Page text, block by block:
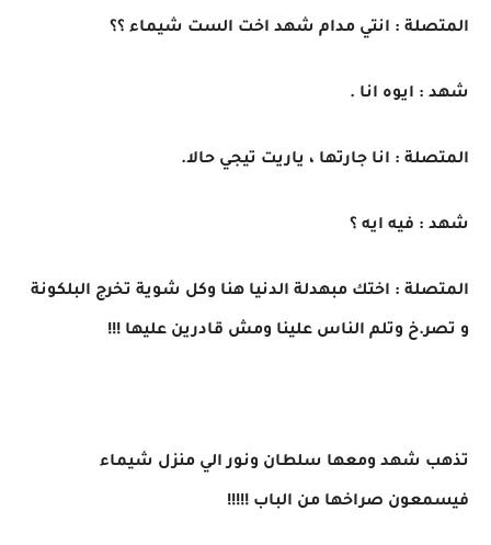
المتصلة : انتي مدام شهد اخت الست شيماء ؟؟
شهد : ايوه انا .
المتصلة : انا جارتها ، ياريت تيجي حالا.
شهد : فيه ايه ؟
المتصلة : اختك مبهدلة الدنيا هنا وكل شوية تخرج البلكونة
و تصر.خ وتلم الناس علينا ومش قادرين عليها !!!
تذهب شهد ومعها سلطان ونور الي منزل شيماء
فيسمعون صراخها من الباب !!!!!